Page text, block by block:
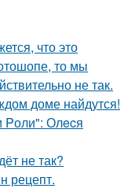
что это
то мы
не так.
доме найдутся!
Pоли": Олecя
не так?
рецепт.